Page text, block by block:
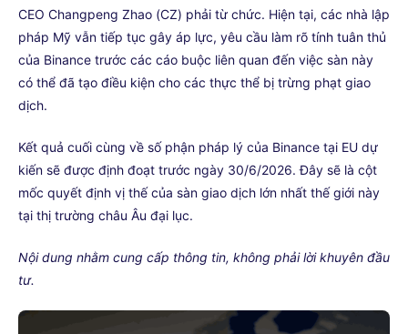
CEO Changpeng Zhao (CZ) phải từ chức. Hiện tại, các nhà lập
pháp Mỹ vẫn tiếp tục gây áp lực, yêu cầu làm rõ tính tuân thủ
của Binance trước các cáo buộc liên quan đến việc sàn này
có thể đã tạo điều kiện cho các thực thể bị trừng phạt giao
dịch.
Kết quả cuối cùng về số phận pháp lý của Binance tại EU dự
kiến sẽ được định đoạt trước ngày 30/6/2026. Đây sẽ là cột
mốc quyết định vị thế của sàn giao dịch lớn nhất thế giới này
tại thị trường châu Âu đại lục.
Nội dung nhằm cung cấp thông tin, không phải lời khuyên đầu
tư.